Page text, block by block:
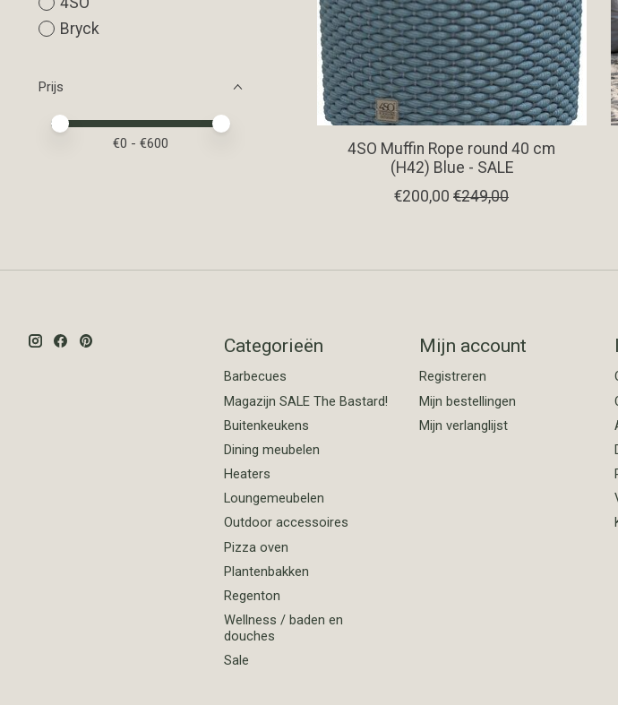
Bryck
Prijs
Minimale prijswaarde
Price maximum value
€0 - €600
4SO Muffin Rope round 40 cm
(H42) Blue - SALE
€200,00 €249,00
Categorieën
Barbecues
Magazijn SALE The Bastard!
Buitenkeukens
Dining meubelen
Heaters
Loungemeubelen
Outdoor accessoires
Pizza oven
Plantenbakken
Regenton
Wellness / baden en
douches
Sale
Mijn account
Registreren
Mijn bestellingen
Mijn verlanglijst